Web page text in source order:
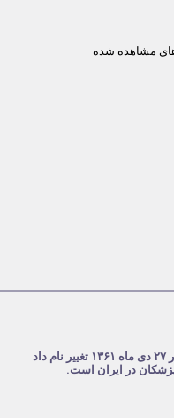
مشاهده شده
شرکت تعاونی دندانپزشکان ایران در تاریخ ۴ مرداد ۱۳۵۹ با نام تعاونی جامعه دندانپزشکی ایران به ثبت رسید. این تعاونی در ۲۷ دی ماه ۱۳۶۱ تغییر نام داد
در ایران است.